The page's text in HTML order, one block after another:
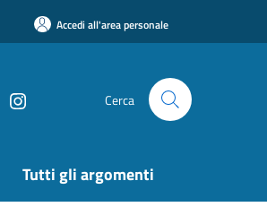
Accedi all'area personale
Cerca
Tutti gli argomenti